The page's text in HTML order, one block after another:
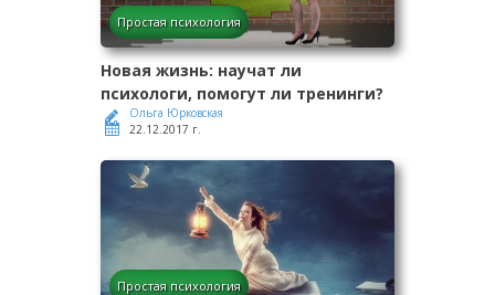
Простая психология
Новая жизнь: научат ли
психологи, помогут ли тренинги?
Ольга Юрковская
22.12.2017 г.
Простая психология